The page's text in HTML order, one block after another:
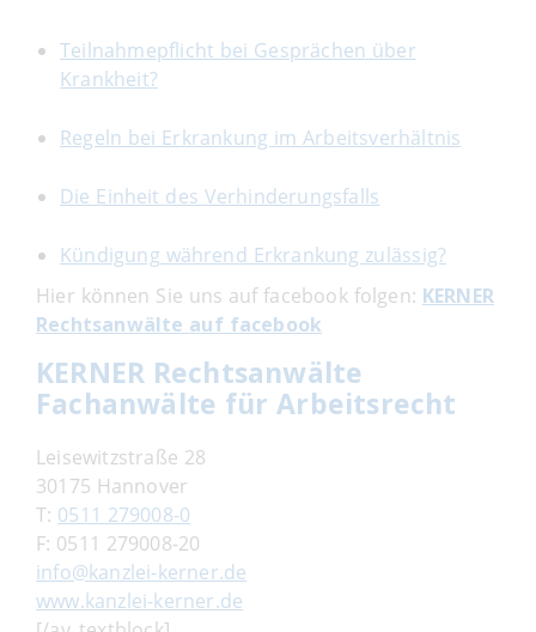
Teilnahmepflicht bei Gesprächen über
Krankheit?
Regeln bei Erkrankung im Arbeitsverhältnis
Die Einheit des Verhinderungsfalls
Kündigung während Erkrankung zulässig?
Hier können Sie uns auf facebook folgen: KERNER
Rechtsanwälte auf facebook
KERNER Rechtsanwälte
Fachanwälte für Arbeitsrecht
Leisewitzstraße 28
30175 Hannover
T: 0511 279008-0
F: 0511 279008-20
info@kanzlei-kerner.de
www.kanzlei-kerner.de